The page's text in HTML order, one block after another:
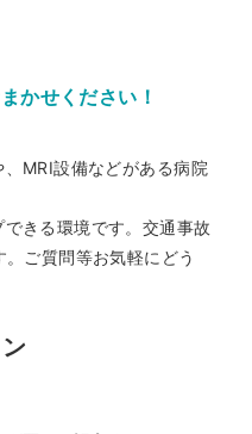
かせください！
MRI設備などがある病院
きる環境です。交通事故
ご質問等お気軽にどう